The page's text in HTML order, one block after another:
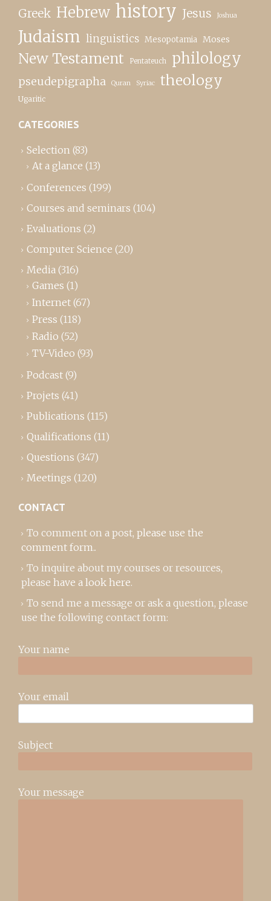
Greek Hebrew history Jesus Joshua
Judaism linguistics Mesopotamia Moses
New Testament Pentateuch philology
pseudepigrapha Quran Syriac theology
Ugaritic
CATEGORIES
Selection (83)
At a glance (13)
Conferences (199)
Courses and seminars (104)
Evaluations (2)
Computer Science (20)
Media (316)
Games (1)
Internet (67)
Press (118)
Radio (52)
TV-Video (93)
Podcast (9)
Projets (41)
Publications (115)
Qualifications (11)
Questions (347)
Meetings (120)
CONTACT
To comment on a post, please use the
comment form..
To inquire about my courses or resources,
please have a look here.
To send me a message or ask a question, please
use the following contact form:
Your name
Your email
Subject
Your message